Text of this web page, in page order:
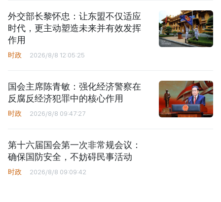
外交部长黎怀忠：让东盟不仅适应
时代，更主动塑造未来并有效发挥
作用
时政 2026/8/8 12:05:25
国会主席陈青敏：强化经济警察在
反腐反经济犯罪中的核心作用
时政 2026/8/8 09:47:27
第十六届国会第一次非常规会议：
确保国防安全，不妨碍民事活动
时政 2026/8/8 09:09:42